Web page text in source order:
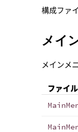
構成ファ
メイ
メインメ
ファイル